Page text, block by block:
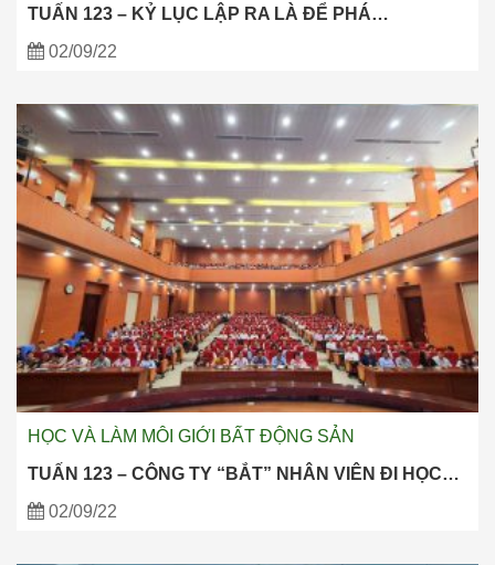
TUẤN 123 – KỶ LỤC LẬP RA LÀ ĐỂ PHÁ…
02/09/22
HỌC VÀ LÀM MÔI GIỚI BẤT ĐỘNG SẢN
TUẤN 123 – CÔNG TY “BẮT” NHÂN VIÊN ĐI HỌC…
02/09/22